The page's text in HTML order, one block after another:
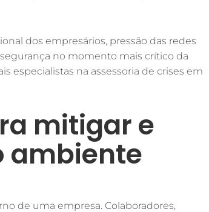
dos empresários, pressão das redes
no momento mais crítico da
especialistas na assessoria de crises em
mitigar e
ambiente
de uma empresa. Colaboradores,